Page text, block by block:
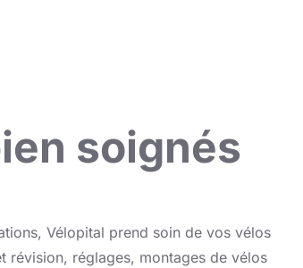
soignés
Vélopital prend soin de vos vélos
révision, réglages, montages de vélos